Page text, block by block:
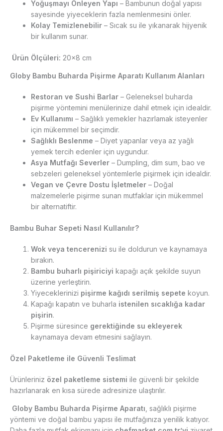
Yoğuşmayı Önleyen Yapı – Bambunun doğal yapısı
sayesinde yiyeceklerin fazla nemlenmesini önler.
Kolay Temizlenebilir – Sıcak su ile yıkanarak hijyenik
bir kullanım sunar.
Ürün Ölçüleri: 20×8 cm
Globy Bambu Buharda Pişirme Aparatı Kullanım Alanları
Restoran ve Sushi Barlar – Geleneksel buharda
pişirme yöntemini menülerinize dahil etmek için idealdir.
Ev Kullanımı – Sağlıklı yemekler hazırlamak isteyenler
için mükemmel bir seçimdir.
Sağlıklı Beslenme – Diyet yapanlar veya az yağlı
yemek tercih edenler için uygundur.
Asya Mutfağı Severler – Dumpling, dim sum, bao ve
sebzeleri geleneksel yöntemlerle pişirmek için idealdir.
Vegan ve Çevre Dostu İşletmeler – Doğal
malzemelerle pişirme sunan mutfaklar için mükemmel
bir alternatiftir.
Bambu Buhar Sepeti Nasıl Kullanılır?
Wok veya tencerenizi su ile doldurun ve kaynamaya
bırakın.
Bambu buharlı pişiriciyi kapağı açık şekilde suyun
üzerine yerleştirin.
Yiyeceklerinizi pişirme kağıdı serilmiş sepete koyun.
Kapağı kapatın ve buharla istenilen sıcaklığa kadar
pişirin.
Pişirme süresince gerektiğinde su ekleyerek
kaynamaya devam etmesini sağlayın.
Özel Paketleme ile Güvenli Teslimat
Ürünleriniz özel paketleme sistemi ile güvenli bir şekilde
hazırlanarak en kısa sürede adresinize ulaştırılır.
Globy Bambu Buharda Pişirme Aparatı , sağlıklı pişirme
yöntemi ve doğal bambu yapısı ile mutfağınıza yenilik katıyor.